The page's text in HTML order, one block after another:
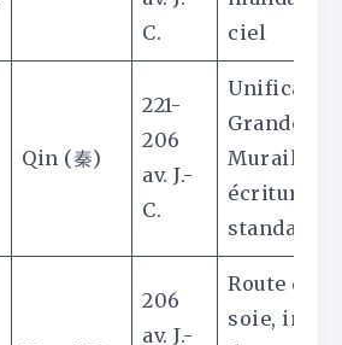
C.
ciel
Qin (秦)
221-
206
av. J.-
C.
Grande
Muraille,
écriture
206
av. J.-
Route de la
soie,